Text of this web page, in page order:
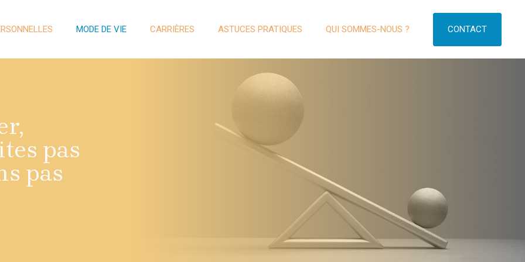
MODE DE VIE CARRIÈRES ASTUCES PRATIQUES QUI SOMMES-NOUS ? CONTACT
pas
pas